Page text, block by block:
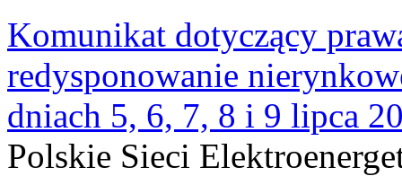
Komunikat dotyczący
redysponowanie
dniach 5, 6, 7, 8 i 9 lipca
Polskie Sieci